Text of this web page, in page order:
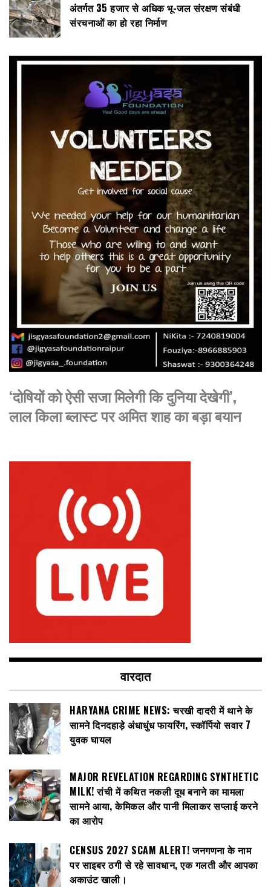
अंतर्गत 35 हजार से अधिक भू-जल संरक्षण संबंधी
संरचनाओं का हो रहा निर्माण
‘दोषियों को ऐसी सजा मिलेगी कि दुनिया देखेगी’,
लाल किला ब्लास्ट पर अमित शाह का बड़ा बयान
वारदात
HARYANA CRIME NEWS: चरखी दादरी में थाने के
सामने दिनदहाड़े अंधाधुंध फायरिंग, स्कॉर्पियो सवार 7
युवक घायल
MAJOR REVELATION REGARDING SYNTHETIC
MILK! रांची में कथित नकली दूध बनाने का मामला
सामने आया, केमिकल और पानी मिलाकर सप्लाई करने
का आरोप
CENSUS 2027 SCAM ALERT! जनगणना के नाम
पर साइबर ठगी से रहे सावधान, एक गलती और आपका
अकाउंट खाली।